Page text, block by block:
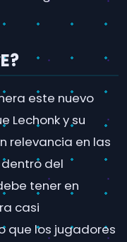
este nuevo
Lechonk y su
relevancia en las
del
tener en
casi
que los jugadores